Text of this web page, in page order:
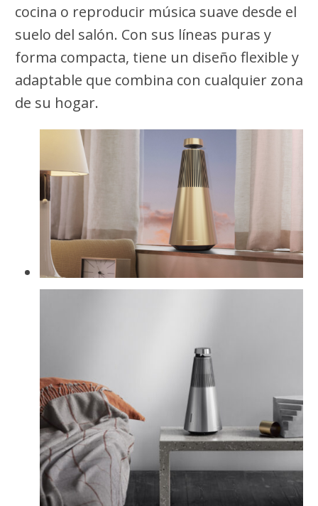
cocina o reproducir música suave desde el
suelo del salón. Con sus líneas puras y
forma compacta, tiene un diseño flexible y
adaptable que combina con cualquier zona
de su hogar.